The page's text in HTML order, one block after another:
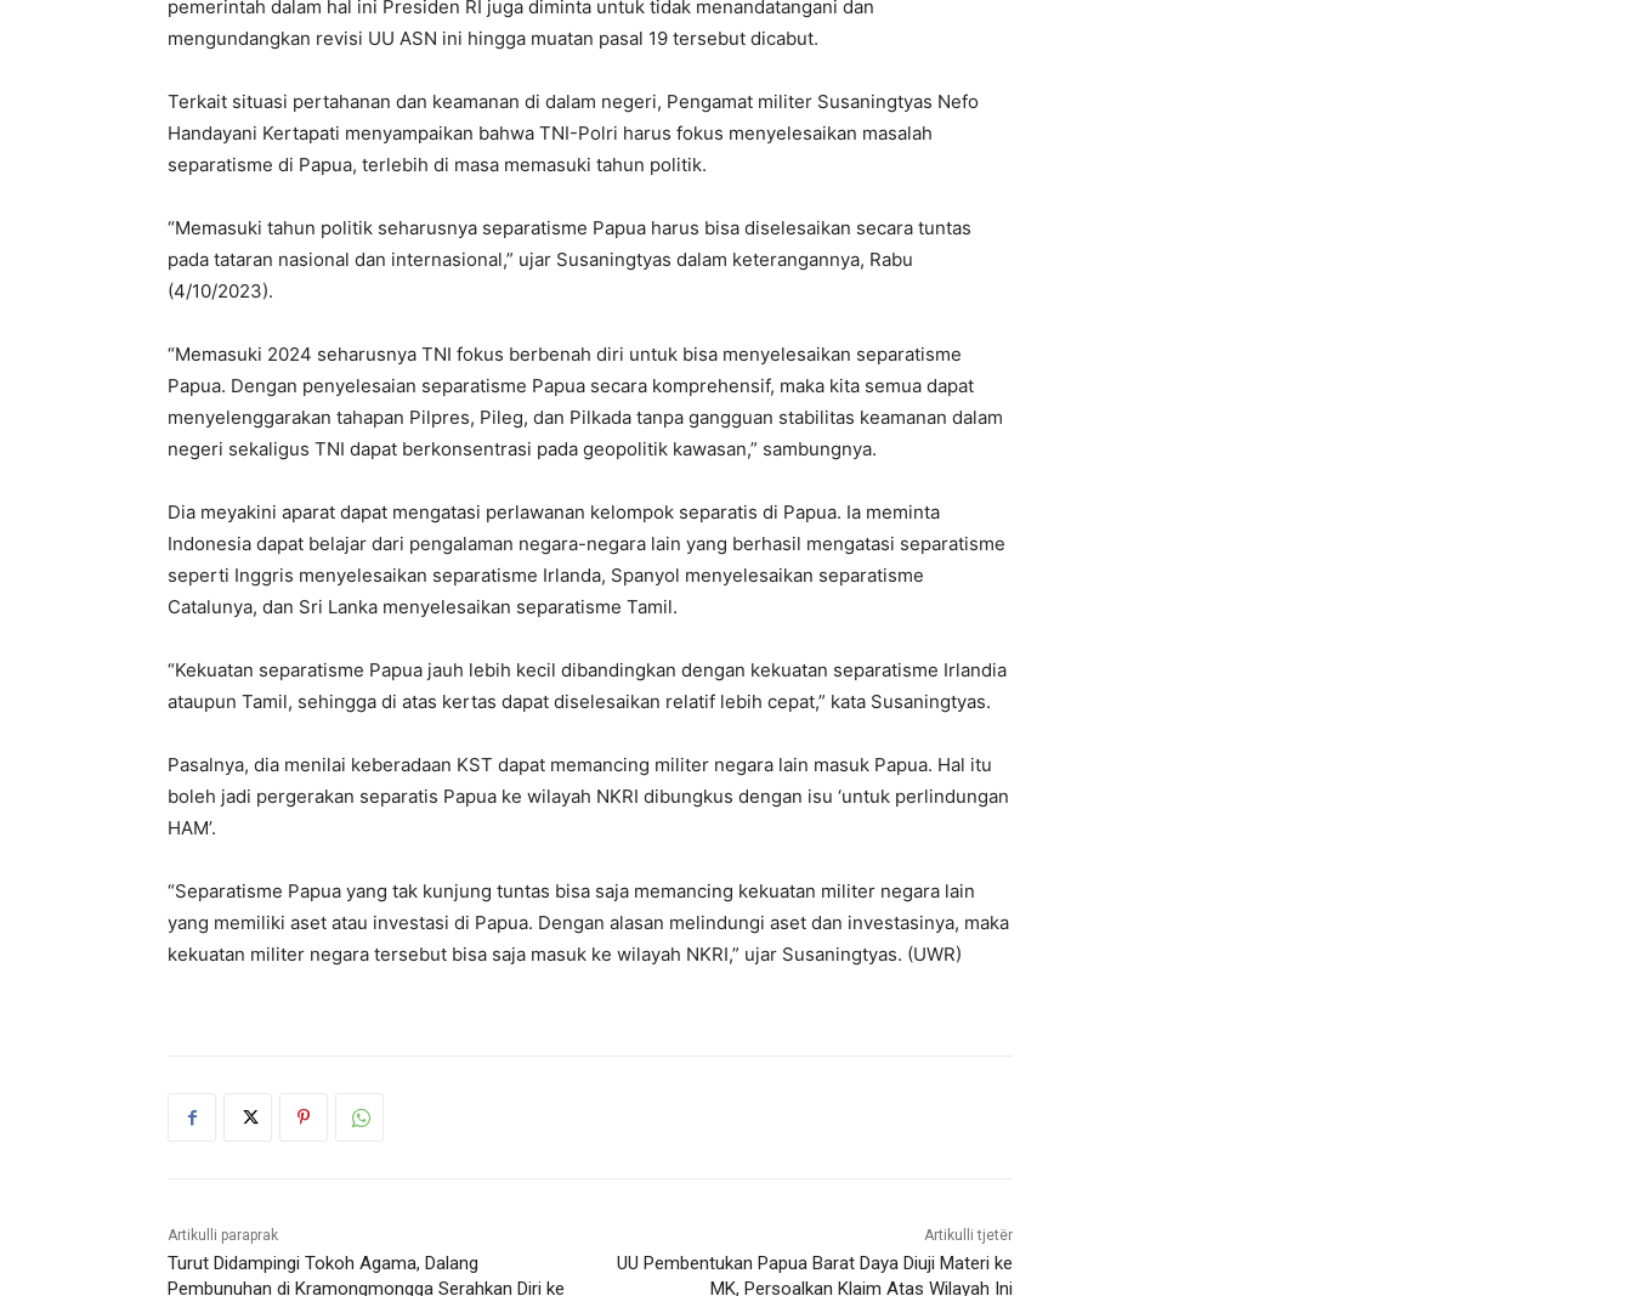
pemerintah dalam hal ini Presiden RI juga diminta untuk tidak menandatangani dan
mengundangkan revisi UU ASN ini hingga muatan pasal 19 tersebut dicabut.
Terkait situasi pertahanan dan keamanan di dalam negeri, Pengamat militer Susaningtyas Nefo
Handayani Kertapati menyampaikan bahwa TNI-Polri harus fokus menyelesaikan masalah
separatisme di Papua, terlebih di masa memasuki tahun politik.
“Memasuki tahun politik seharusnya separatisme Papua harus bisa diselesaikan secara tuntas
pada tataran nasional dan internasional,” ujar Susaningtyas dalam keterangannya, Rabu
(4/10/2023).
“Memasuki 2024 seharusnya TNI fokus berbenah diri untuk bisa menyelesaikan separatisme
Papua. Dengan penyelesaian separatisme Papua secara komprehensif, maka kita semua dapat
menyelenggarakan tahapan Pilpres, Pileg, dan Pilkada tanpa gangguan stabilitas keamanan dalam
negeri sekaligus TNI dapat berkonsentrasi pada geopolitik kawasan,” sambungnya.
Dia meyakini aparat dapat mengatasi perlawanan kelompok separatis di Papua. Ia meminta
Indonesia dapat belajar dari pengalaman negara-negara lain yang berhasil mengatasi separatisme
seperti Inggris menyelesaikan separatisme Irlanda, Spanyol menyelesaikan separatisme
Catalunya, dan Sri Lanka menyelesaikan separatisme Tamil.
“Kekuatan separatisme Papua jauh lebih kecil dibandingkan dengan kekuatan separatisme Irlandia
ataupun Tamil, sehingga di atas kertas dapat diselesaikan relatif lebih cepat,” kata Susaningtyas.
Pasalnya, dia menilai keberadaan KST dapat memancing militer negara lain masuk Papua. Hal itu
boleh jadi pergerakan separatis Papua ke wilayah NKRI dibungkus dengan isu ‘untuk perlindungan
HAM’.
“Separatisme Papua yang tak kunjung tuntas bisa saja memancing kekuatan militer negara lain
yang memiliki aset atau investasi di Papua. Dengan alasan melindungi aset dan investasinya, maka
kekuatan militer negara tersebut bisa saja masuk ke wilayah NKRI,” ujar Susaningtyas. (UWR)
Artikulli paraprak
Turut Didampingi Tokoh Agama, Dalang
Pembunuhan di Kramongmongga Serahkan Diri ke
Artikulli tjetër
UU Pembentukan Papua Barat Daya Diuji Materi ke
MK, Persoalkan Klaim Atas Wilayah Ini